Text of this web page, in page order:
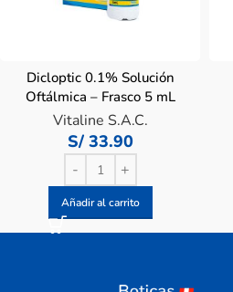
Dicloptic 0.1% Solución
Oftálmica – Frasco 5 mL
Vitaline S.A.C.
S/33.90
Añadir al carrito